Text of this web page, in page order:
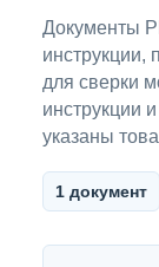
Документы
инструкции,
для сверки
инструкции
указаны
1 документ